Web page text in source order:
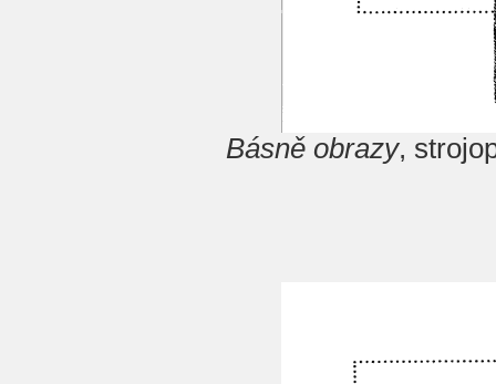
Básně obrazy,